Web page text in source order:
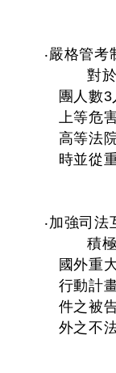
‧嚴格管
對
團人數
上等危
高等法
時並從
‧加強司法
積
國外重
行動計
件之被
外之不